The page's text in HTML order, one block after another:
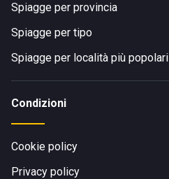
Spiagge per provincia
Spiagge per tipo
Spiagge per località più popolari
Condizioni
Cookie policy
Privacy policy